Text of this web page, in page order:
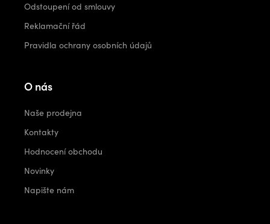
Odstoupení od smlouvy
Reklamační řád
Pravidla ochrany osobních údajů
O nás
Naše prodejna
Kontakty
Hodnocení obchodu
Novinky
Napište nám